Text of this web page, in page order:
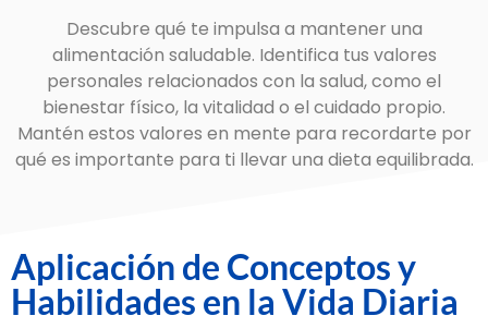
Descubre qué te impulsa a mantener una
alimentación saludable. Identifica tus valores
personales relacionados con la salud, como el
bienestar físico, la vitalidad o el cuidado propio.
Mantén estos valores en mente para recordarte por
qué es importante para ti llevar una dieta equilibrada.
Aplicación de Conceptos y
Habilidades en la Vida Diaria